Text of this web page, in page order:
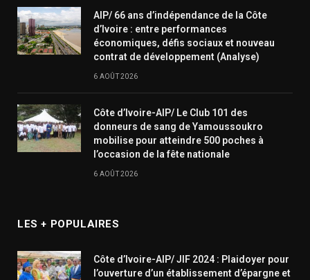
AIP/ 66 ans d’indépendance de la Côte
d’Ivoire : entre performances
économiques, défis sociaux et nouveau
contrat de développement (Analyse)
6 AOÛT 2026
Côte d’Ivoire-AIP/ Le Club 101 des
donneurs de sang de Yamoussoukro
mobilise pour atteindre 500 poches à
l’occasion de la fête nationale
6 AOÛT 2026
LES + POPULAIRES
Côte d’Ivoire-AIP/ JIF 2024 : Plaidoyer pour
l’ouverture d’un établissement d’épargne et